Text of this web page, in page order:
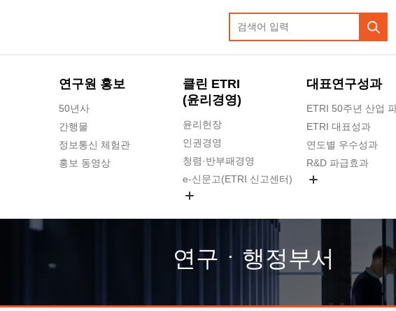
연구원 홍보
50년사
간행물
정보통신 체험관
홍보 동영상
클린 ETRI
(윤리경영)
윤리헌장
인권경영
청렴·반부패경영
e-신문고(ETRI 신고센터)
고객의소리
수의계약 현황
대표연구성과
ETRI 50주년 산업
ETRI 대표성과
연도별 우수성과
R&D 파급효과
연구ㆍ행정부서